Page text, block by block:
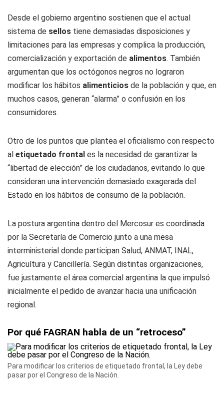
Desde el gobierno argentino sostienen que el actual
sistema de sellos tiene demasiadas disposiciones y
limitaciones para las empresas y complica la producción,
comercialización y exportación de alimentos. También
argumentan que los octógonos negros no lograron
modificar los hábitos alimenticios de la población y que, en
muchos casos, generan “alarma” o confusión en los
consumidores.
Otro de los puntos que plantea el oficialismo con respecto
al etiquetado frontal es la necesidad de garantizar la
“libertad de elección” de los ciudadanos, evitando lo que
consideran una intervención demasiado exagerada del
Estado en los hábitos de consumo de la población.
La postura argentina dentro del Mercosur es coordinada
por la Secretaría de Comercio junto a una mesa
interministerial donde participan Salud, ANMAT, INAL,
Agricultura y Cancillería. Según distintas organizaciones,
fue justamente el área comercial argentina la que impulsó
inicialmente el pedido de avanzar hacia una unificación
regional.
Por qué FAGRAN habla de un “retroceso”
Para modificar los criterios de etiquetado frontal, la Ley debe
pasar por el Congreso de la Nación.